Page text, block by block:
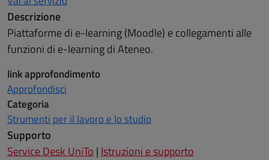
Descrizione
Piattaforme di e-learning (Moodle) e collegamenti alle
funzioni di e-learning di Ateneo.
link approfondimento
Approfondisci
Categoria
Strumenti per il lavoro e lo studio
Supporto
Service Desk UniTo | Istruzioni e supporto